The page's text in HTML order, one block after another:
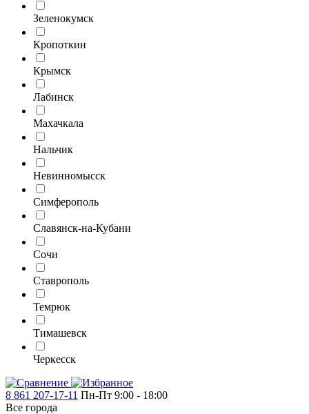
Зеленокумск
Кропоткин
Крымск
Лабинск
Махачкала
Нальчик
Невинномысск
Симферополь
Славянск-на-Кубани
Сочи
Ставрополь
Темрюк
Тимашевск
Черкесск
8 861 207-17-11 Пн-Пт 9:00 - 18:00
Все города